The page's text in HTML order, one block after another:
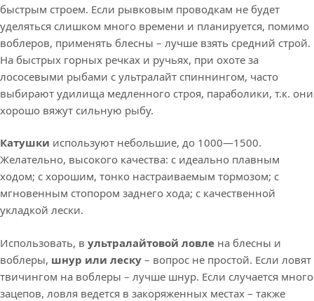
быстрым строем. Если рывковым проводкам не будет
уделяться слишком много времени и планируется, помимо
воблеров, применять блесны – лучше взять средний строй.
На быстрых горных речках и ручьях, при охоте за
лососевыми рыбами с ультралайт спиннингом, часто
выбирают удилища медленного строя, параболики, т.к. они
хорошо вяжут сильную рыбу.
Катушки используют небольшие, до 1000—1500.
Желательно, высокого качества: с идеально плавным
ходом; с хорошим, тонко настраиваемым тормозом; с
мгновенным стопором заднего хода; с качественной
укладкой лески.
Использовать, в ультралайтовой ловле на блесны и
воблеры, шнур или леску – вопрос не простой. Если ловят
твичингом на воблеры – лучше шнур. Если случается много
зацепов, ловля ведется в закоряженных местах – также